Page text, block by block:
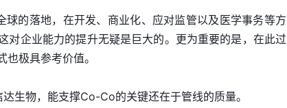
的落地，在开发、商业化、应对监管以及医学事务等方
对企业能力的提升无疑是巨大的。更为重要的是，在此过
极具参考价值。
生物，能支撑Co-Co的关键还在于管线的质量。